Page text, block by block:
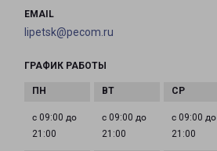
EMAIL
lipetsk@pecom.ru
ГРАФИК РАБОТЫ
с 09:00 до
21:00
с 09:00 до
21:00
с 09:00 до
21:00